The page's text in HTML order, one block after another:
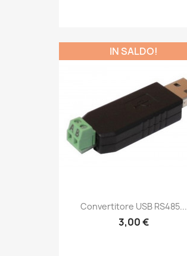
Convertitore USB RS485...
3,00 €
IN SALDO!